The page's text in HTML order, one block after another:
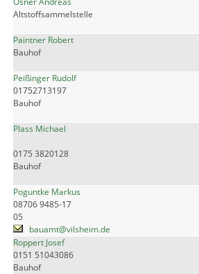
Altstoffsammelstelle
Paintner Robert
Bauhof
Peißinger Rudolf
01752713197
Bauhof
Plass Michael
0175 3820128
Bauhof
Poguntke Markus
08706 9485-17
05
bauamt@vilsheim.de
Roppert Josef
0151 51043086
Bauhof